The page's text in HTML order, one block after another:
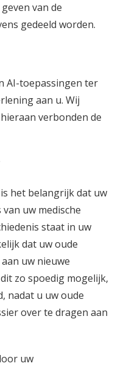
van de
gedeeld worden.
AI-toepassingen ter
aan u. Wij
verbonden de
het belangrijk dat uw
uw medische
staat in uw
dat uw oude
uw nieuwe
zo spoedig mogelijk,
nadat u uw oude
over te dragen aan
uw